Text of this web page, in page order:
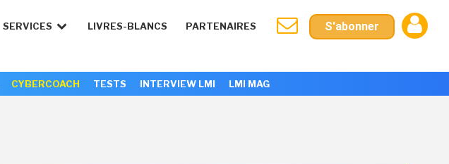
SERVICES LIVRES-BLANCS PARTENAIRES S'abonner
CYBERCOACH TESTS INTERVIEW LMI LMI MAG